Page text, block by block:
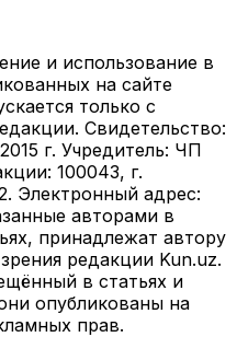
и использование в
на сайте
только с
Свидетельство:
г. Учредитель: ЧП
100043, г.
Электронный адрес:
авторами в
принадлежат автору
редакции Kun.uz.
в статьях и
опубликованы на
прав.